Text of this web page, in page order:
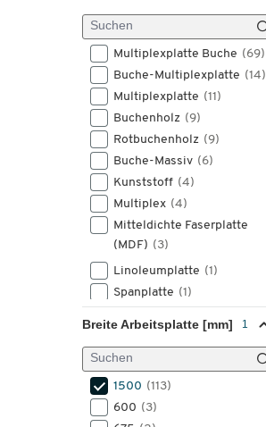
Multiplexplatte Buche (69)
Buche-Multiplexplatte (14)
Multiplexplatte (11)
Buchenholz (9)
Rotbuchenholz (9)
Buche-Massiv (6)
Kunststoff (4)
Multiplex (4)
Mitteldichte Faserplatte
(MDF) (3)
Linoleumplatte (1)
Spanplatte (1)
Breite Arbeitsplatte [mm]
1500 (113)
600 (3)